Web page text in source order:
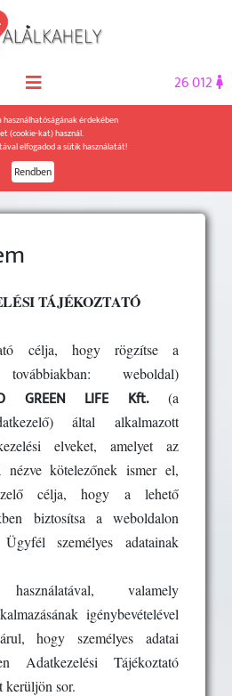
26 012
használhatóságának érdekében
(cookie-kat) használ.
elfogadod a sütik használatát!
Rendben
TÁJÉKOZTATÓ
célja, hogy rögzítse a
weboldal)
GREEN LIFE Kft.(a
által alkalmazott
elveket, amelyet az
nézve kötelezőnek ismer el,
célja, hogy a lehető
biztosítsa a weboldalon
személyes adatainak
valamely
igénybevételével
hogy személyes adatai
Adatkezelési Tájékoztató
kerüljön sor.